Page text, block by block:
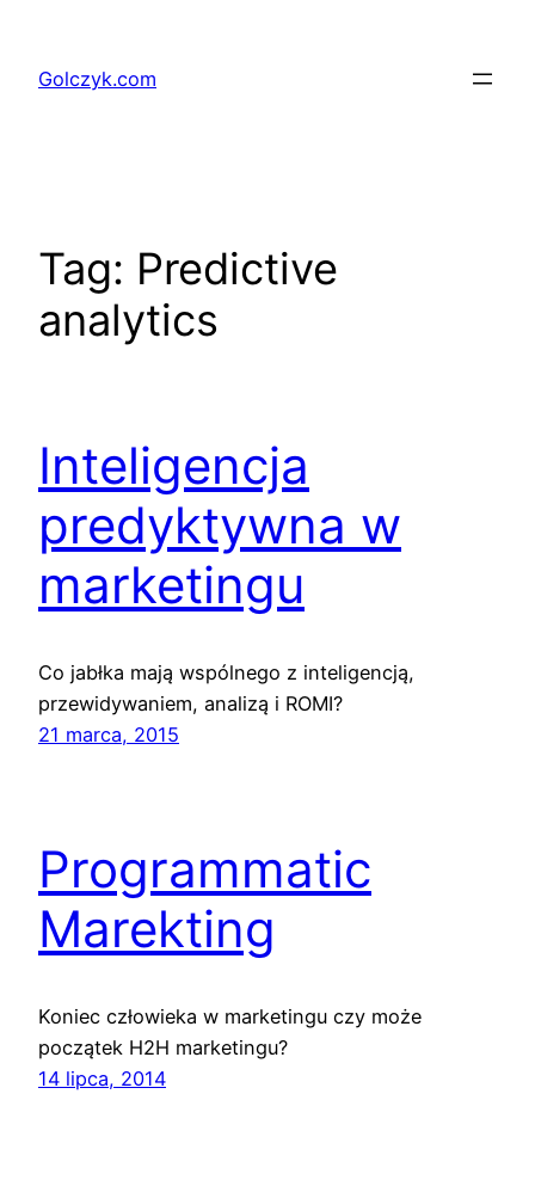
treściGolczyk.com
Tag: Predictive
analytics
Inteligencja
predyktywna w
marketingu
Co jabłka mają wspólnego z inteligencją,
przewidywaniem, analizą i ROMI?
21 marca, 2015
Programmatic
Marekting
Koniec człowieka w marketingu czy może
początek H2H marketingu?
14 lipca, 2014